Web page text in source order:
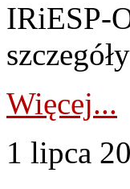
Więcej...
1 lipca